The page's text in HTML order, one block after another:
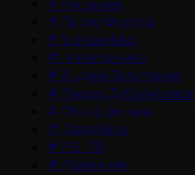
# Рецензия
# После Фишера
# Война и Мир
# Новости кино
#Андрей Золотарев
# Федор Добронравов
# Обзор фильма
# Фонд Кино
# РЕН ТВ
# Домашний